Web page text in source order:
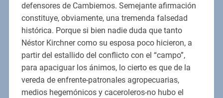
defensores de Cambiemos. Semejante afirmación
constituye, obviamente, una tremenda falsedad
histórica. Porque si bien nadie duda que tanto
Néstor Kirchner como su esposa poco hicieron, a
partir del estallido del conflicto con el “campo”,
para apaciguar los ánimos, lo cierto es que de la
vereda de enfrente-patronales agropecuarias,
medios hegemónicos y caceroleros-no hubo el